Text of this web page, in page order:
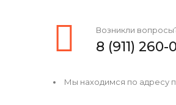
Возникли
8 (911) 260-
Мы находимся по адресу